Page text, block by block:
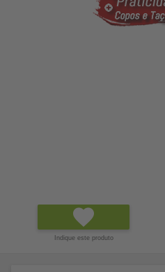
Indique este produto